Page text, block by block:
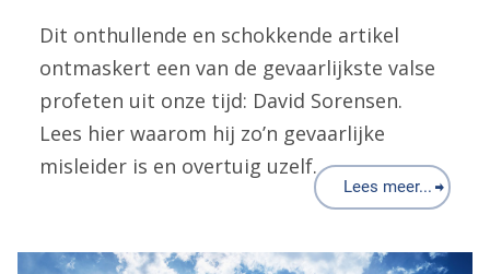
Dit onthullende en schokkende artikel
ontmaskert een van de gevaarlijkste valse
profeten uit onze tijd: David Sorensen.
Lees hier waarom hij zo’n gevaarlijke
misleider is en overtuig uzelf.
Lees meer...